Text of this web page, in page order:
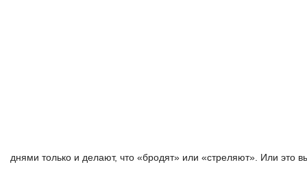
днями только и делают, что «бродят» или «стреляют». Или это